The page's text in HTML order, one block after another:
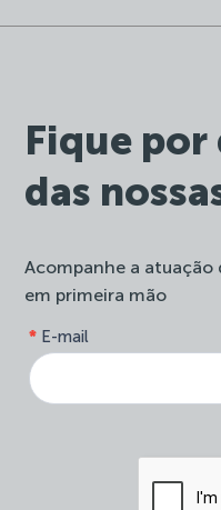
Fique
das
Acompanhe a atuação
em primeira mão
E-mail
*